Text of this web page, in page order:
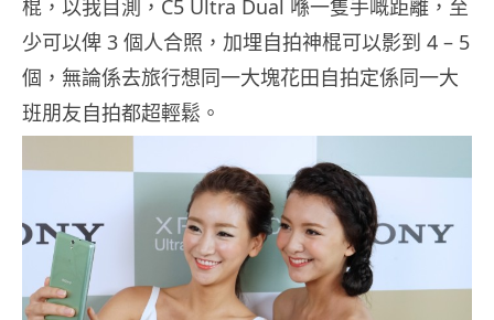
棍，以我目測，C5 Ultra Dual 喺一隻手嘅距離，至
少可以俾 3 個人合照，加埋自拍神棍可以影到 4 – 5
個，無論係去旅行想同一大塊花田自拍定係同一大
班朋友自拍都超輕鬆。